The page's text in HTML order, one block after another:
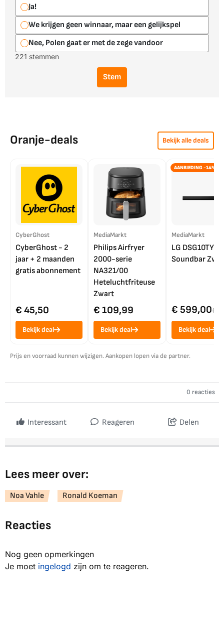
Ja!
We krijgen geen winnaar, maar een gelijkspel
Nee, Polen gaat er met de zege vandoor
221 stemmen
Stem
Oranje-deals Bekijk alle deals
CyberGhost
CyberGhost - 2
jaar + 2 maanden
gratis abonnement
€ 45,50
Bekijk deal
MediaMarkt
Philips Airfryer
2000-serie
NA321/00
Heteluchtfriteuse
Zwart
€ 109,99
Bekijk deal
AANBIEDING -14%
MediaMarkt
LG DSG10TY
Soundbar
€ 599,00€
Bekijk deal
Prijs en voorraad kunnen wijzigen. Aankopen lopen via de partner.
0 reacties
Interessant Reageren Delen
Lees meer over:
Noa Vahle Ronald Koeman
Reacties
Nog geen opmerkingen
Je moet ingelogd zijn om te reageren.